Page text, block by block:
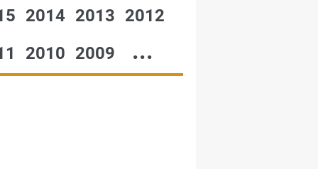
2014 2013 2012
2010 2009 ...